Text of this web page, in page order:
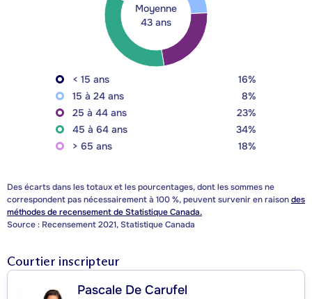
Moyenne
43 ans
< 15 ans
16%
15 à 24 ans
8%
25 à 44 ans
23%
45 à 64 ans
34%
> 65 ans
18%
Des écarts dans les totaux et les pourcentages, dont les sommes ne
correspondent pas nécessairement à 100 %, peuvent survenir en raisondes
méthodes de recensement de Statistique Canada.
Source : Recensement 2021, Statistique Canada
Courtier inscripteur
Pascale De Carufel